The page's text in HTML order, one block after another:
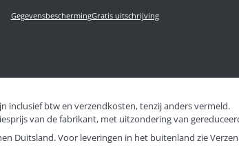
GegevensbeschermingGratis uitschrijving
inclusief btw en verzendkosten, tenzij anders vermeld.
van de fabrikant, met uitzondering van
Duitsland. Voor leveringen in het buitenland zie